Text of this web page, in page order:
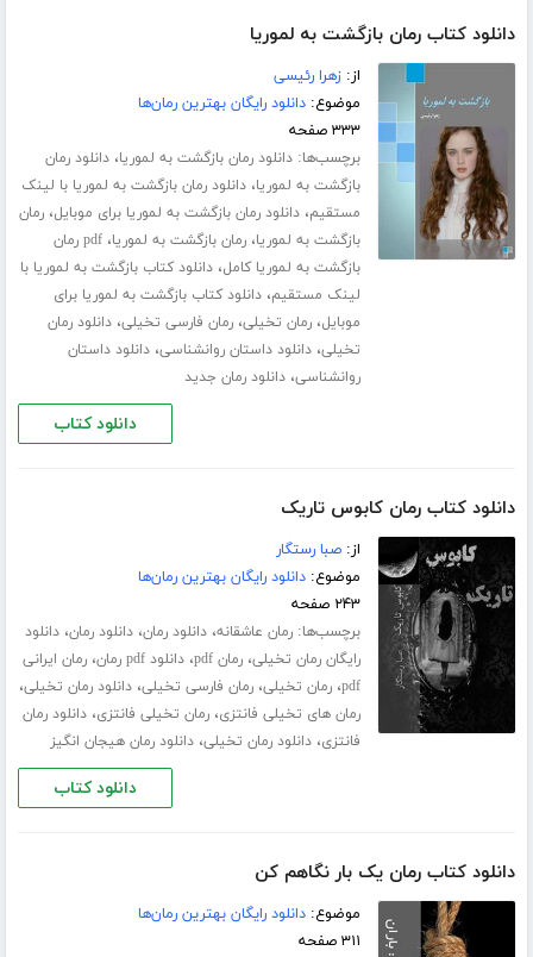
دانلود کتاب رمان بازگشت به لموریا
از:زهرا رئیسی
موضوع:دانلود رایگان بهترین رمان‌ها
۳۳۳ صفحه
برچسب‌ها:دانلود رمان بازگشت به لموریا،دانلود رمان
بازگشت به لموریا،دانلود رمان بازگشت به لموریا با لینک
مستقیم،دانلود رمان بازگشت به لموریا برای موبایل،رمان
بازگشت به لموریا،رمان بازگشت به لموریا،
pdf رمان
بازگشت به لموریا کامل،دانلود کتاب بازگشت به لموریا با
لینک مستقیم،دانلود کتاب بازگشت به لموریا برای
موبایل،رمان تخیلی،رمان فارسی تخیلی،دانلود رمان
تخیلی،دانلود داستان روانشناسی،دانلود داستان
روانشناسی،دانلود رمان جدید
دانلود کتاب
دانلود کتاب رمان کابوس تاریک
از:صبا رستگار
موضوع:دانلود رایگان بهترین رمان‌ها
۲۴۳ صفحه
برچسب‌ها:رمان عاشقانه،دانلود رمان،دانلود رمان،دانلود
رایگان رمان تخیلی،رمان pdf ،دانلود pdf رمان ،رمان ایرانی
pdf،رمان تخیلی،رمان فارسی تخیلی،دانلود رمان تخیلی،
رمان های تخیلی فانتزی،رمان تخیلی فانتزی،دانلود رمان
فانتزی،دانلود رمان تخیلی،دانلود رمان هیجان انگیز
دانلود کتاب
دانلود کتاب رمان یک بار نگاهم کن
موضوع:دانلود رایگان بهترین رمان‌ها
۳۱۱ صفحه